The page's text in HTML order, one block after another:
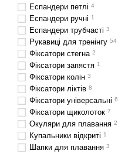
Еспандери петлі 4
Еспандери ручні 1
Еспандери трубчасті 3
Рукавиці для тренінгу 54
Фіксатори стегна 2
Фіксатори запястя 1
Фіксатори колін 3
Фіксатори ліктів 8
Фіксатори універсальні 6
Фіксатори щиколоток 7
Окуляри для плавання 2
Купальники відкриті 1
Шапки для плавання 3